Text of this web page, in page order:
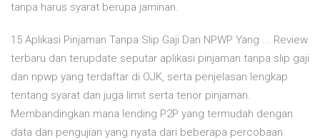
tanpa harus syarat berupa jaminan.
15 Aplikasi Pinjaman Tanpa Slip Gaji Dan NPWP Yang ... Review
terbaru dan terupdate seputar aplikasi pinjaman tanpa slip gaji
dan npwp yang terdaftar di OJK, serta penjelasan lengkap
tentang syarat dan juga limit serta tenor pinjaman.
Membandingkan mana lending P2P yang termudah dengan
data dan pengujian yang nyata dari beberapa percobaan